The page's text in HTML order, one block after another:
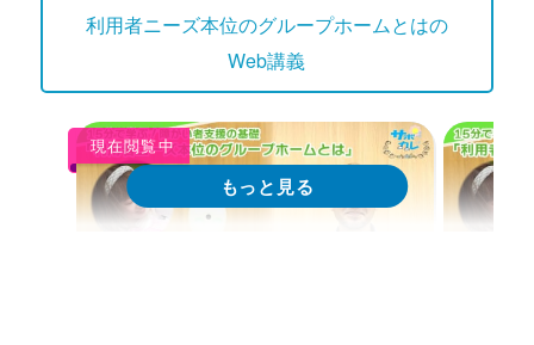
利用者ニーズ本位のグループホームとはの
Web講義
現在閲覧中